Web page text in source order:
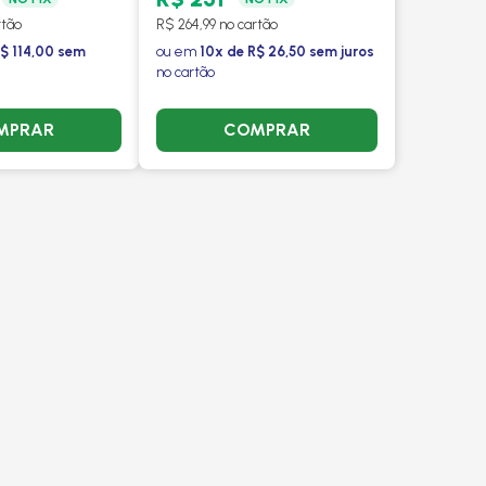
114,00 sem
VALEO
R$ 264,99 no cartão
ou em 10x de R$ 26,50 sem juros
no cartão
COMPRAR